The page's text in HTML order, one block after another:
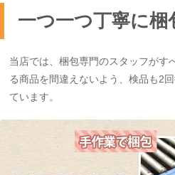
一つ一つ丁寧に梱
当店では、梱包専門のスタッフがす
る商品を間違えないよう、検品も2
ています。